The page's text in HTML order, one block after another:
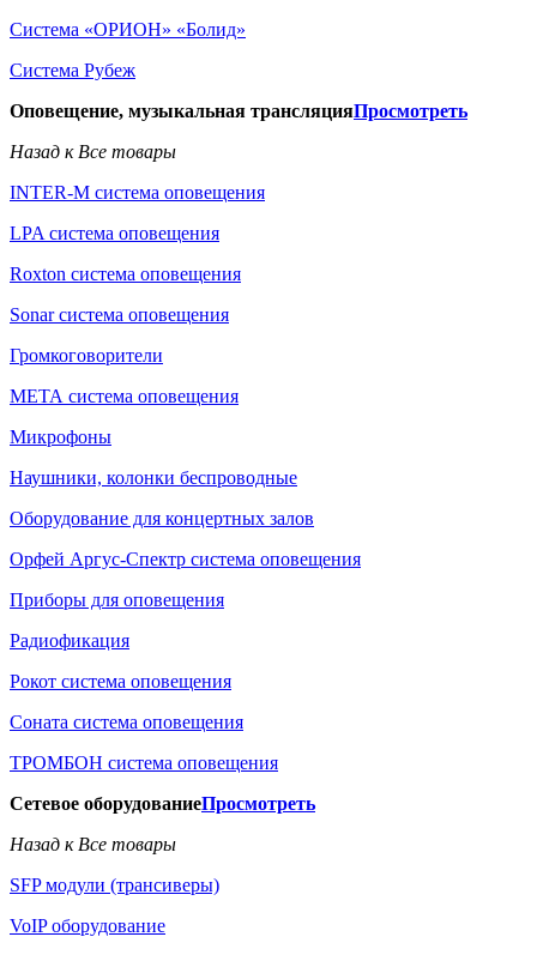
Система «ОРИОН» «Болид»
Система Рубеж
Оповещение, музыкальная трансляцияПросмотреть
Назад к Все товары
INTER-M система оповещения
LPA система оповещения
Roxton система оповещения
Sonar система оповещения
Громкоговорители
МЕТА система оповещения
Микрофоны
Наушники, колонки беспроводные
Оборудование для концертных залов
Орфей Аргус-Спектр система оповещения
Приборы для оповещения
Радиофикация
Рокот система оповещения
Соната система оповещения
ТРОМБОН система оповещения
Сетевое оборудованиеПросмотреть
Назад к Все товары
SFP модули (трансиверы)
VoIP оборудование